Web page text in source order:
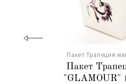
Пакет Трапеция
Пакет
"GLAMOUR"